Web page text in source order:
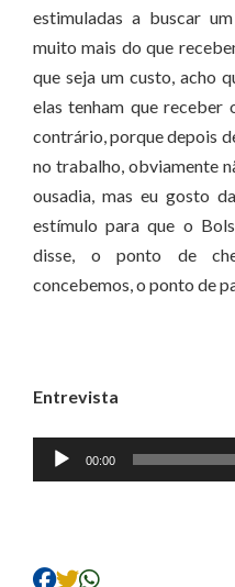
estimuladas a buscar
muito mais do que
que seja um custo, acho
elas tenham que receber
contrário, porque depois
no trabalho, obviamente
ousadia, mas eu gosto
estímulo para que o
disse, o ponto de
concebemos, o ponto de
Entrevista
Tocador
de
00:00